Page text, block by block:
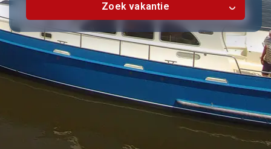
Zoek vakantie